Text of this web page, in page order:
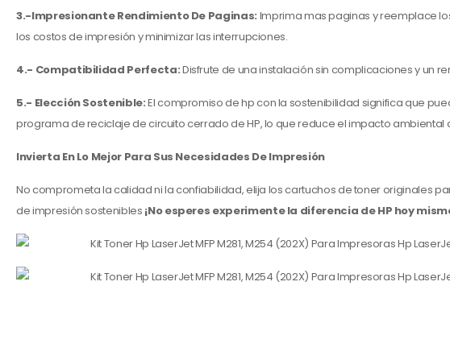
3.-Impresionante Rendimiento De Paginas: Imprima mas paginas y reemplace
los costos de impresión y minimizar las interrupciones.
4.- Compatibilidad Perfecta:Disfrute de una instalación sin complicaciones y un
5.- Elección Sostenible:El compromiso de hp con la sostenibilidad significa que
programa de reciclaje de circuito cerrado de HP, lo que reduce el impacto ambiental
Invierta En Lo Mejor Para Sus Necesidades De Impresión
No comprometa la calidad ni la confiabilidad, elija los cartuchos de toner originales
de impresión sostenibles ¡No esperes experimente la diferencia de HP hoy